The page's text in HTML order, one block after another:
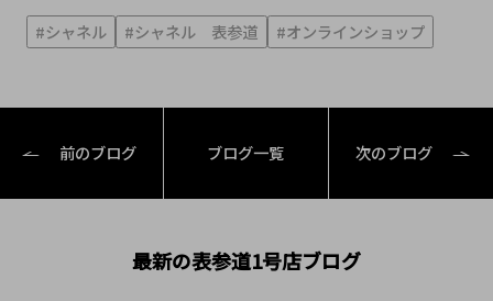
#シャネル #シャネル 表参道 #オンラインショップ
前のブログ ブログ一覧 次のブログ
最新の表参道1号店ブログ